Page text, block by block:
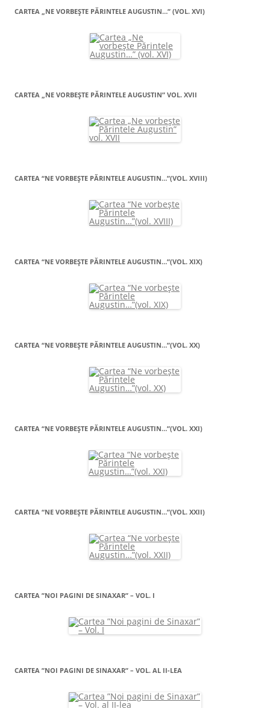
CARTEA „NE VORBEŞTE PĂRINTELE AUGUSTIN…” (VOL. XVI)
CARTEA „NE VORBEŞTE PĂRINTELE AUGUSTIN” VOL. XVII
CARTEA “NE VORBEŞTE PĂRINTELE AUGUSTIN…”(VOL. XVIII)
CARTEA “NE VORBEŞTE PĂRINTELE AUGUSTIN…”(VOL. XIX)
CARTEA “NE VORBEŞTE PĂRINTELE AUGUSTIN…”(VOL. XX)
CARTEA “NE VORBEŞTE PĂRINTELE AUGUSTIN…”(VOL. XXI)
CARTEA “NE VORBEŞTE PĂRINTELE AUGUSTIN…”(VOL. XXII)
CARTEA ”NOI PAGINI DE SINAXAR” – VOL. I
CARTEA ”NOI PAGINI DE SINAXAR” – VOL. AL II-LEA